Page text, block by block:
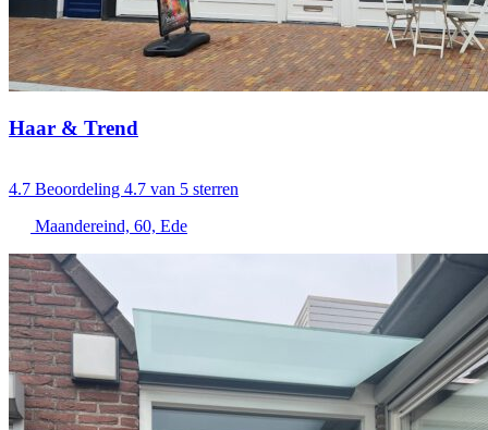
Haar & Trend
4.7 Beoordeling 4.7 van 5 sterren
Maandereind, 60, Ede